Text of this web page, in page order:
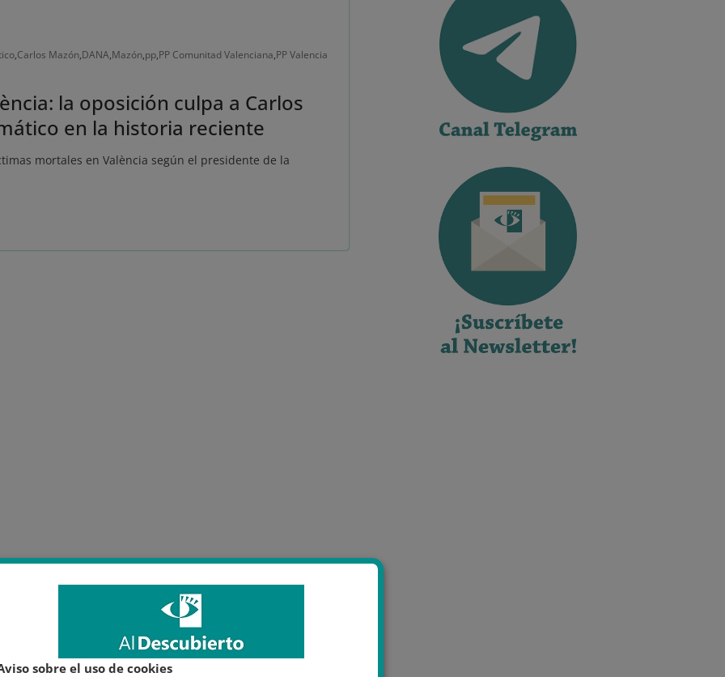
,Carlos Mazón,DANA,Mazón,pp,PP Comunitad Valenciana,PP Valencia
la oposición culpa a Carlos
en la historia reciente
mortales en València según el presidente de la
sobre el uso de cookies